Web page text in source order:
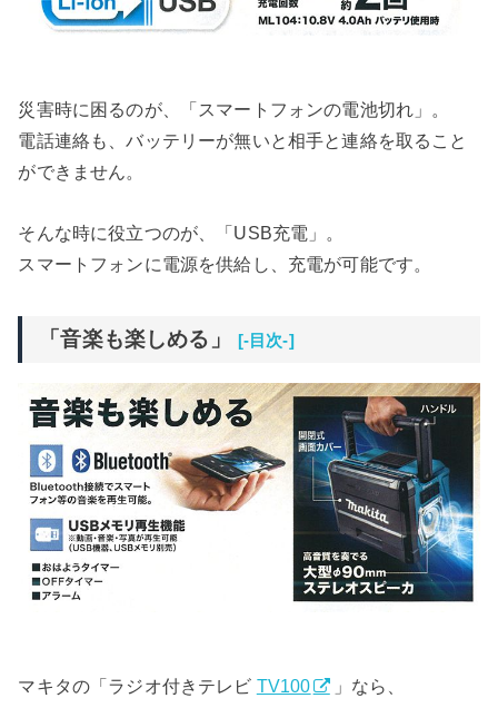
災害時に困るのが、「スマートフォンの電池切れ」。
電話連絡も、バッテリーが無いと相手と連絡を取ること
ができません。
そんな時に役立つのが、「USB充電」。
スマートフォンに電源を供給し、充電が可能です。
「音楽も楽しめる」 [-目次-]
マキタの「ラジオ付きテレビ TV100 」なら、